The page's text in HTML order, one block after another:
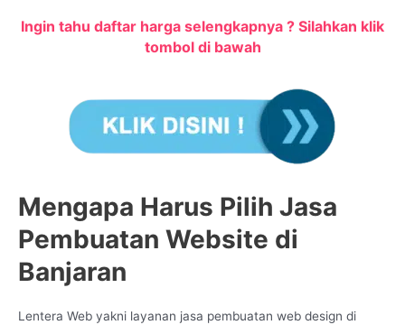
Ingin tahu daftar harga selengkapnya ? Silahkan klik
tombol di bawah
Mengapa Harus Pilih Jasa
Pembuatan Website di
Banjaran
Lentera Web yakni layanan jasa pembuatan web design di